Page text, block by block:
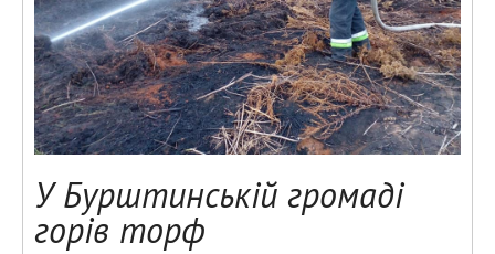
У Бурштинській громаді
горів торф